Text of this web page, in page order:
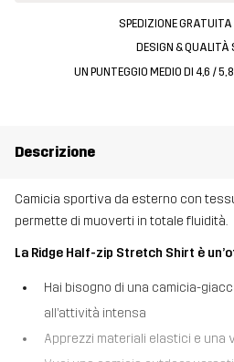
SPEDIZIONE GRATUITA
DESIGN & QUALITÀ
UN PUNTEGGIO MEDIO DI 4,6 / 5,
Descrizione
Camicia sportiva da esterno con
permette di muoverti in totale fluidità.
La Ridge Half-zip Stretch Shirt è
Hai bisogno di una camicia-
all’attività intensa
Apprezzi materiali elastici e una